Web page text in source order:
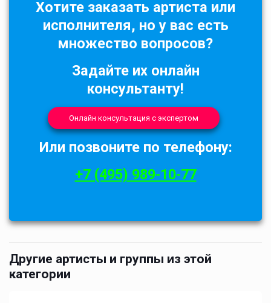
Хотите заказать артиста или
исполнителя, но у вас есть
множество вопросов?
Задайте их онлайн
консультанту!
Онлайн консультация с экспертом
Или позвоните по телефону:
+7 (495) 989-10-77
Другие артисты и группы из этой
категории